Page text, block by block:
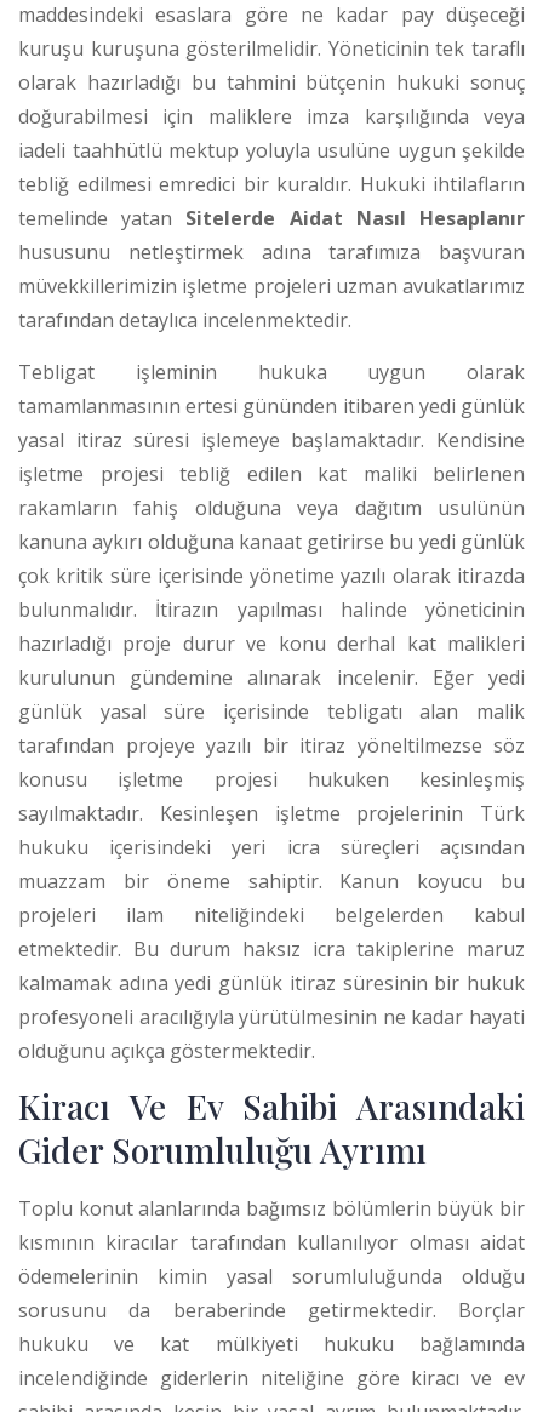
maddesindeki esaslara göre ne kadar pay düşeceği
kuruşu kuruşuna gösterilmelidir. Yöneticinin tek taraflı
olarak hazırladığı bu tahmini bütçenin hukuki sonuç
doğurabilmesi için maliklere imza karşılığında veya
iadeli taahhütlü mektup yoluyla usulüne uygun şekilde
tebliğ edilmesi emredici bir kuraldır. Hukuki ihtilafların
temelinde yatan Sitelerde Aidat Nasıl Hesaplanır
hususunu netleştirmek adına tarafımıza başvuran
müvekkillerimizin işletme projeleri uzman avukatlarımız
tarafından detaylıca incelenmektedir.
Tebligat işleminin hukuka uygun olarak
tamamlanmasının ertesi gününden itibaren yedi günlük
yasal itiraz süresi işlemeye başlamaktadır. Kendisine
işletme projesi tebliğ edilen kat maliki belirlenen
rakamların fahiş olduğuna veya dağıtım usulünün
kanuna aykırı olduğuna kanaat getirirse bu yedi günlük
çok kritik süre içerisinde yönetime yazılı olarak itirazda
bulunmalıdır. İtirazın yapılması halinde yöneticinin
hazırladığı proje durur ve konu derhal kat malikleri
kurulunun gündemine alınarak incelenir. Eğer yedi
günlük yasal süre içerisinde tebligatı alan malik
tarafından projeye yazılı bir itiraz yöneltilmezse söz
konusu işletme projesi hukuken kesinleşmiş
sayılmaktadır. Kesinleşen işletme projelerinin Türk
hukuku içerisindeki yeri icra süreçleri açısından
muazzam bir öneme sahiptir. Kanun koyucu bu
projeleri ilam niteliğindeki belgelerden kabul
etmektedir. Bu durum haksız icra takiplerine maruz
kalmamak adına yedi günlük itiraz süresinin bir hukuk
profesyoneli aracılığıyla yürütülmesinin ne kadar hayati
olduğunu açıkça göstermektedir.
Kiracı Ve Ev Sahibi Arasındaki
Gider Sorumluluğu Ayrımı
Toplu konut alanlarında bağımsız bölümlerin büyük bir
kısmının kiracılar tarafından kullanılıyor olması aidat
ödemelerinin kimin yasal sorumluluğunda olduğu
sorusunu da beraberinde getirmektedir. Borçlar
hukuku ve kat mülkiyeti hukuku bağlamında
incelendiğinde giderlerin niteliğine göre kiracı ve ev